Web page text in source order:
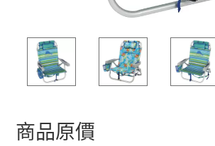
商品原價